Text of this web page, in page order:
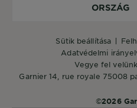
sütik beállítása
adatvédelmi
vegye fel
garnier 14, rue royale 75008
ORSZÁG
©2026